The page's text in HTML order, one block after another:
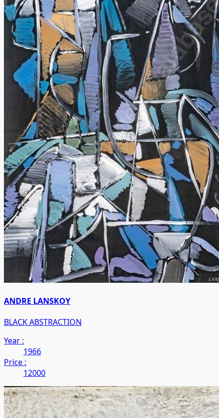
ANDRE LANSKOY
BLACK ABSTRACTION
Year :
1966
Price :
12000